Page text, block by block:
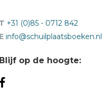
T +31 (0)85 - 0712 842
E info@schuilplaatsboeken.nl
Blijf op de hoogte: